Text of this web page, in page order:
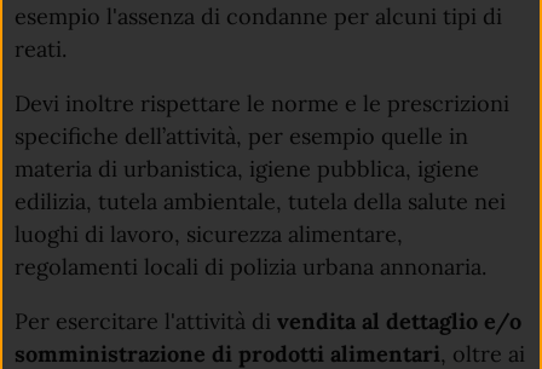
esempio l'assenza di condanne per alcuni tipi di
reati.
Devi inoltre rispettare le norme e le prescrizioni
specifiche dell’attività, per esempio quelle in
materia di urbanistica, igiene pubblica, igiene
edilizia, tutela ambientale, tutela della salute nei
luoghi di lavoro, sicurezza alimentare,
regolamenti locali di polizia urbana annonaria.
Per esercitare l'attività di vendita al dettaglio e/o
somministrazione di prodotti alimentari, oltre ai